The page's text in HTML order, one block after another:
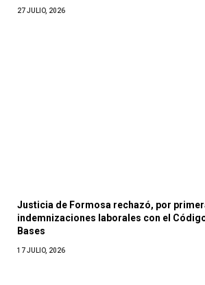
27 JULIO, 2026
Justicia de Formosa rechazó, por
indemnizaciones laborales con el
Bases
17 JULIO, 2026